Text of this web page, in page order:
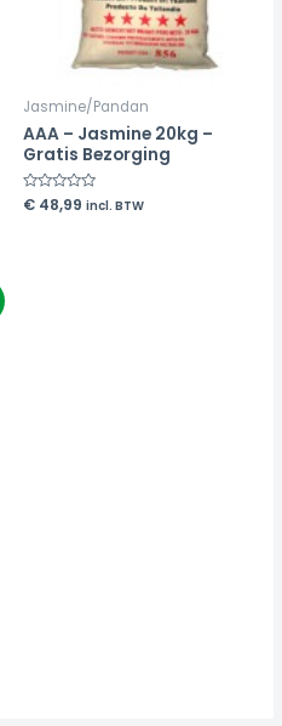
Jasmine/Pandan
AAA – Jasmine 20kg –
Gratis Bezorging
Rated
0
€ 48,99 incl. BTW